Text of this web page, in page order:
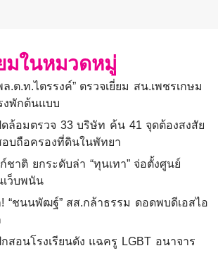
มในหมวดหมู่
.ต.ท.ไตรรงค์” ตรวจเยี่ยม สน.เพชรเกษม
งพักต้นแบบ
ดล้อมตรวจ 33 บริษัท ค้น 41 จุดต้องสงสัย
อบถือครองที่ดินในพัทยา
ชาติ ยกระดับล่า “ทุนเทา” จ่อตั้งศูนย์
เว็บพนัน
“ชนนพัฒฐ์” สส.กล้าธรรม ดอดพบดีเอสไอ
สอนโรงเรียนดัง แฉครู LGBT อนาจาร